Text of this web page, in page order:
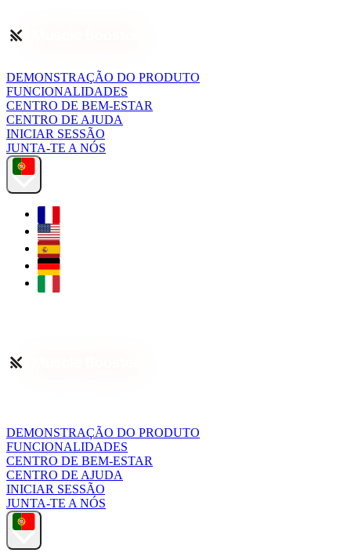
DEMONSTRAÇÃO DO PRODUTO
FUNCIONALIDADES
CENTRO DE BEM-ESTAR
CENTRO DE AJUDA
INICIAR SESSÃO
JUNTA-TE A NÓS
DEMONSTRAÇÃO DO PRODUTO
FUNCIONALIDADES
CENTRO DE BEM-ESTAR
CENTRO DE AJUDA
INICIAR SESSÃO
JUNTA-TE A NÓS